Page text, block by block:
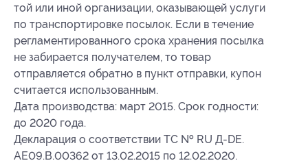
той или иной организации, оказывающей услуги
по транспортировке посылок. Если в течение
регламентированного срока хранения посылка
не забирается получателем, то товар
отправляется обратно в пункт отправки, купон
считается использованным.
Дата производства: март 2015. Срок годности:
до 2020 года.
Декларация о соответствии ТС № RU Д-DE.
AE09.B.00362 от 13.02.2015 по 12.02.2020.